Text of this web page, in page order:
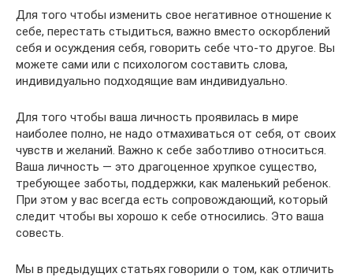
Для того чтобы изменить свое негативное отношение к
себе, перестать стыдиться, важно вместо оскорблений
себя и осуждения себя, говорить себе что-то другое. Вы
можете сами или с психологом составить слова,
индивидуально подходящие вам индивидуально.
Для того чтобы ваша личность проявилась в мире
наиболее полно, не надо отмахиваться от себя, от своих
чувств и желаний. Важно к себе заботливо относиться.
Ваша личность — это драгоценное хрупкое существо,
требующее заботы, поддержки, как маленький ребенок.
При этом у вас всегда есть сопровождающий, который
следит чтобы вы хорошо к себе относились. Это ваша
совесть.
Мы в предыдущих статьях говорили о том, как отличить